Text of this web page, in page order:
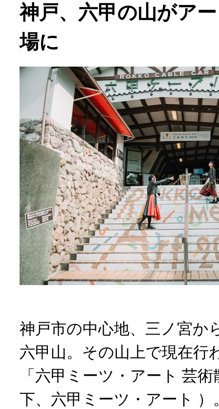
神戸、六甲の山がア
場に
神戸市の中心地、三ノ宮か
六甲山。その山上で現在行
「六甲ミーツ・アート 芸
下、六甲ミーツ・アート